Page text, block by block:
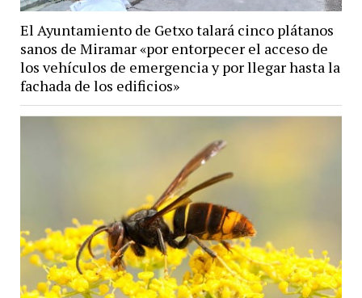
El Ayuntamiento de Getxo talará cinco plátanos
sanos de Miramar «por entorpecer el acceso de
los vehículos de emergencia y por llegar hasta la
fachada de los edificios»